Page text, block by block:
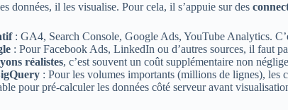
données, il les visualise. Pour cela, il s’appuie sur des
: GA4, Search Console, Google Ads, YouTube Analytics.
: Pour Facebook Ads, LinkedIn ou d’autres sources, il faut
réalistes, c’est souvent un coût supplémentaire non
: Pour les volumes importants (millions de lignes), les
pour pré-calculer les données côté serveur avant